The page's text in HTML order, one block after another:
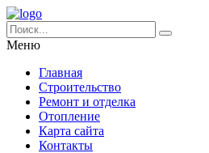
Меню
Главная
Строительство
Ремонт и отделка
Отопление
Карта сайта
Контакты